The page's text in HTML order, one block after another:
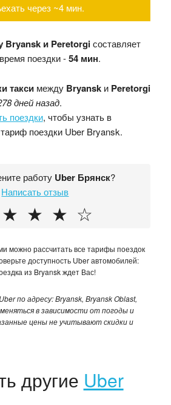
через ~4 мин.
Bryansk и Peretorgiсоставляет
поездки -54 мин.
таксимежду Bryanskи Peretorgi
дней назад.
поездки, чтобы узнать в
поездки Uber Bryansk.
работу Uber Брянск?
Написать отзыв
☆
★
★
★
можно рассчитать все тарифы поездок
доступность Uber автомобилей:
из Bryansk ждет Вас!
по адресу: Bryansk, Bryansk Oblast,
в зависимости от погоды и
цены не учитывают скидки и
другие Uber